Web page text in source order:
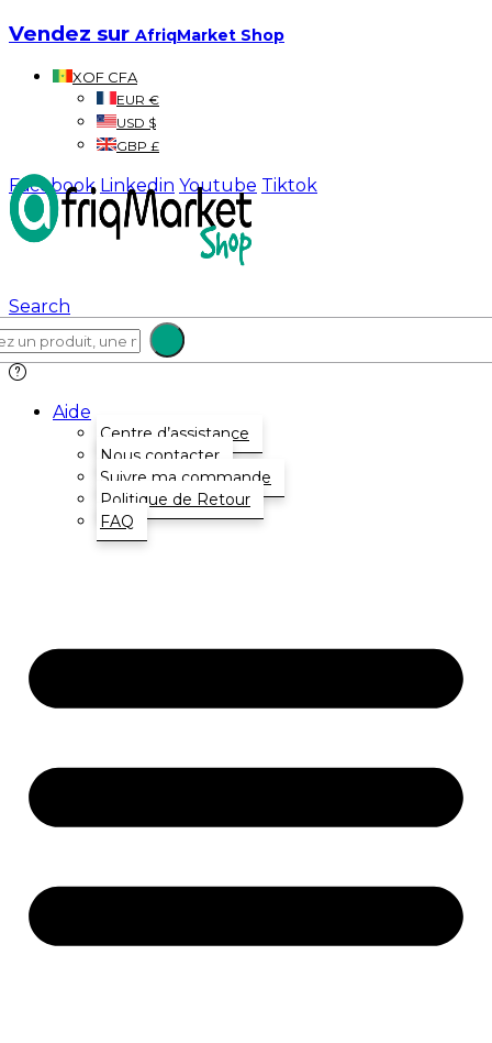
Vendez sur AfriqMarket Shop
XOF CFA
EUR €
USD $
GBP £
Facebook Linkedin Youtube Tiktok
Search
Aide
Centre d’assistance
Nous contacter
Suivre ma commande
Politique de Retour
FAQ